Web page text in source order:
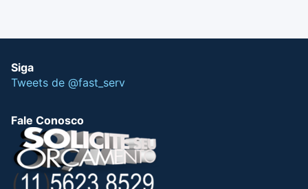
Siga
Tweets de @fast_serv
Fale Conosco